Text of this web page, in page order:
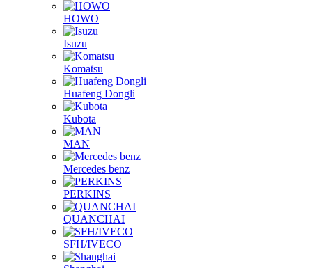
HOWO
Isuzu
Komatsu
Huafeng Dongli
Kubota
MAN
Mercedes benz
PERKINS
QUANCHAI
SFH/IVECO